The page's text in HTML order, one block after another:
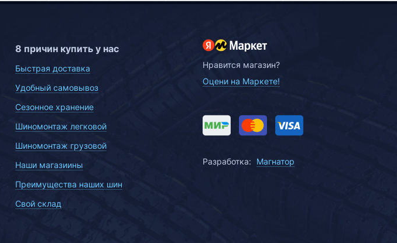
8 причин купить у нас
Быстрая доставка
Удобный самовывоз
Сезонное хранение
Шиномонтаж легковой
Шиномонтаж грузовой
Наши магазиины
Преимущества наших шин
Свой склад
Нравится магазин?
Оцени на Маркете!
Разработка: Магнатор